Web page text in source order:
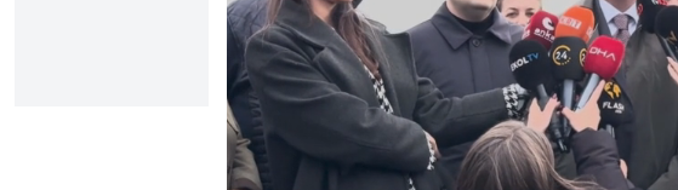
Yüklendi:
70.41%